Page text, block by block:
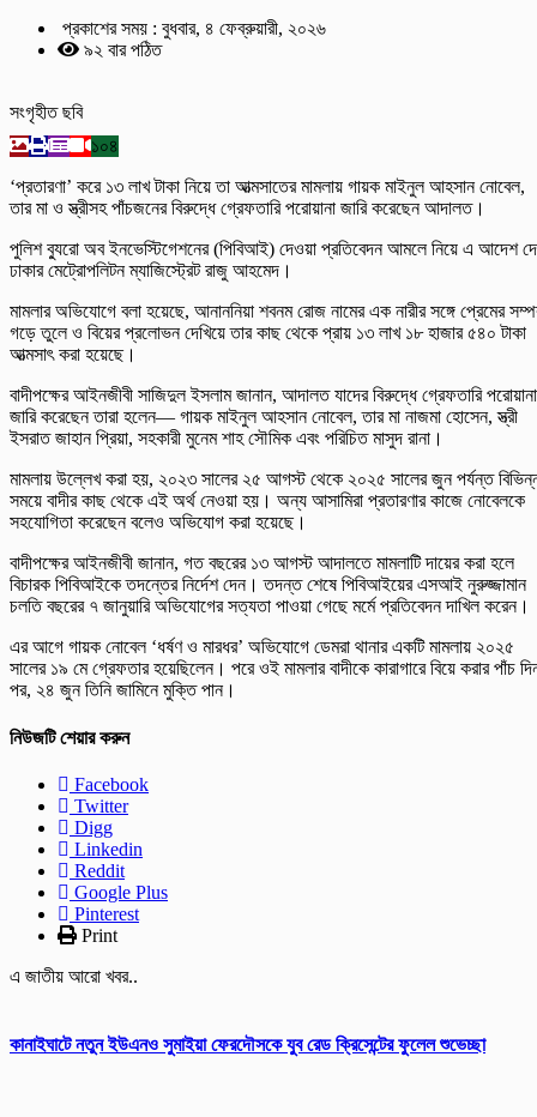
প্রকাশের সময় : বুধবার, ৪ ফেব্রুয়ারী, ২০২৬
৯২ বার পঠিত
সংগৃহীত ছবি
১০৪
‘প্রতারণা’ করে ১৩ লাখ টাকা নিয়ে তা আত্মসাতের মামলায় গায়ক মাইনুল আহসান নোবেল,
তার মা ও স্ত্রীসহ পাঁচজনের বিরুদ্ধে গ্রেফতারি পরোয়ানা জারি করেছেন আদালত।
পুলিশ ব্যুরো অব ইনভেস্টিগেশনের (পিবিআই) দেওয়া প্রতিবেদন আমলে নিয়ে এ আদেশ
ঢাকার মেট্রোপলিটন ম্যাজিস্ট্রেট রাজু আহমেদ।
মামলার অভিযোগে বলা হয়েছে, আনাননিয়া শবনম রোজ নামের এক নারীর সঙ্গে প্রেমের
গড়ে তুলে ও বিয়ের প্রলোভন দেখিয়ে তার কাছ থেকে প্রায় ১৩ লাখ ১৮ হাজার ৫৪০ টাকা
আত্মসাৎ করা হয়েছে।
বাদীপক্ষের আইনজীবী সাজিদুল ইসলাম জানান, আদালত যাদের বিরুদ্ধে গ্রেফতারি পরোয়ানা
জারি করেছেন তারা হলেন— গায়ক মাইনুল আহসান নোবেল, তার মা নাজমা হোসেন, স্ত্রী
ইসরাত জাহান প্রিয়া, সহকারী মুনেম শাহ সৌমিক এবং পরিচিত মাসুদ রানা।
মামলায় উল্লেখ করা হয়, ২০২৩ সালের ২৫ আগস্ট থেকে ২০২৫ সালের জুন পর্যন্ত
সময়ে বাদীর কাছ থেকে এই অর্থ নেওয়া হয়। অন্য আসামিরা প্রতারণার কাজে নোবেলকে
সহযোগিতা করেছেন বলেও অভিযোগ করা হয়েছে।
বাদীপক্ষের আইনজীবী জানান, গত বছরের ১৩ আগস্ট আদালতে মামলাটি দায়ের করা হলে
বিচারক পিবিআইকে তদন্তের নির্দেশ দেন। তদন্ত শেষে পিবিআইয়ের এসআই নুরুজ্জামান
চলতি বছরের ৭ জানুয়ারি অভিযোগের সত্যতা পাওয়া গেছে মর্মে প্রতিবেদন দাখিল করেন।
এর আগে গায়ক নোবেল ‘ধর্ষণ ও মারধর’ অভিযোগে ডেমরা থানার একটি মামলায় ২০২৫
সালের ১৯ মে গ্রেফতার হয়েছিলেন। পরে ওই মামলার বাদীকে কারাগারে বিয়ে করার পাঁচ
পর, ২৪ জুন তিনি জামিনে মুক্তি পান।
নিউজটি শেয়ার করুন
Facebook
Twitter
Digg
Linkedin
Reddit
Google Plus
Pinterest
Print
এ জাতীয় আরো খবর..
কানাইঘাটে নতুন ইউএনও সুমাইয়া ফেরদৌসকে যুব রেড ক্রিসেন্টের ফুলেল শুভেচ্ছা